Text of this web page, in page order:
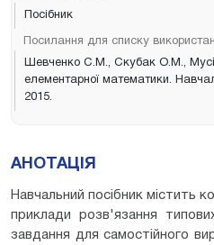
Посібник
Посилання для списку
Шевченко С.М., Скубак О.М.,
елементарної математики.
2015.
АНОТАЦІЯ
Навчальний посібник містить
приклади розв'язання
завдання для самостійного